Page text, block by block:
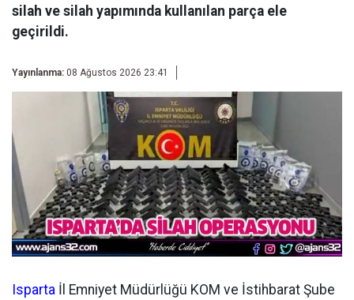
silah ve silah yapımında kullanılan parça ele
geçirildi.
Yayınlanma: 08 Ağustos 2026 23:41
Isparta İl Emniyet Müdürlüğü KOM ve İstihbarat Şube